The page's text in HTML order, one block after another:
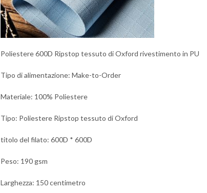
Poliestere 600D Ripstop tessuto di Oxford rivestimento in PU
Tipo di alimentazione: Make-to-Order
Materiale: 100% Poliestere
Tipo: Poliestere Ripstop tessuto di Oxford
titolo del filato: 600D * 600D
Peso: 190 gsm
Larghezza: 150 centimetro